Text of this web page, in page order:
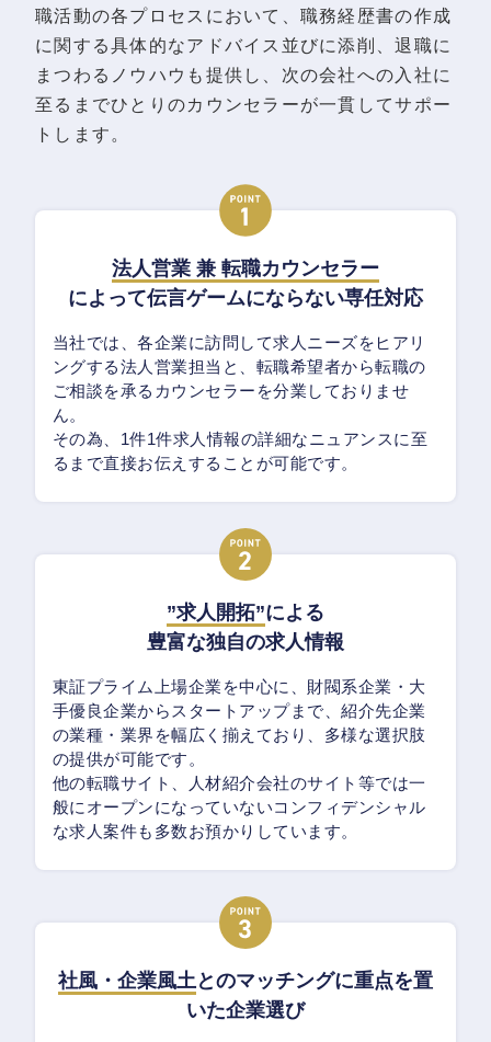
職活動の各プロセスにおいて、職務経歴書の作成
に関する具体的なアドバイス並びに添削、退職に
まつわるノウハウも提供し、次の会社への入社に
至るまでひとりのカウンセラーが一貫してサポー
トします。
法人営業 兼 転職カウンセラー
によって伝言ゲームにならない専任対応
当社では、各企業に訪問して求人ニーズをヒアリ
ングする法人営業担当と、転職希望者から転職の
ご相談を承るカウンセラーを分業しておりませ
ん。
その為、1件1件求人情報の詳細なニュアンスに至
るまで直接お伝えすることが可能です。
”求人開拓”による
豊富な独自の求人情報
東証プライム上場企業を中心に、財閥系企業・大
手優良企業からスタートアップまで、紹介先企業
の業種・業界を幅広く揃えており、多様な選択肢
の提供が可能です。
他の転職サイト、人材紹介会社のサイト等では一
般にオープンになっていないコンフィデンシャル
な求人案件も多数お預かりしています。
社風・企業風土とのマッチングに重点を置
いた企業選び